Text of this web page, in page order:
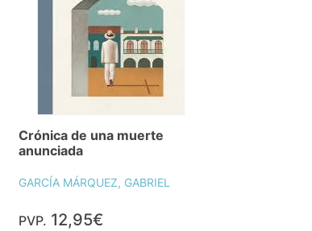
Crónica de una muerte
anunciada
GARCÍA MÁRQUEZ, GABRIEL
PVP. 12,95€